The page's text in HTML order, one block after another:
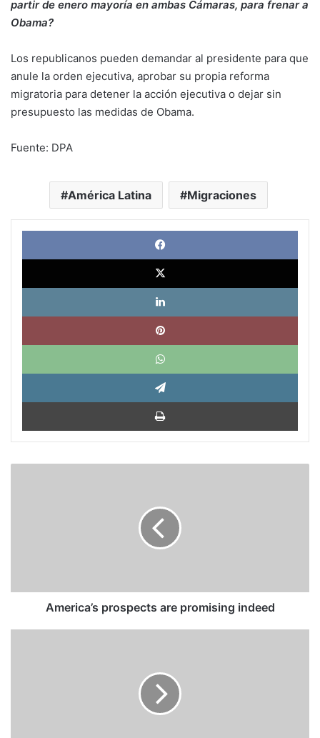
partir de enero mayoría en ambas Cámaras, para frenar a
Obama?
Los republicanos pueden demandar al presidente para que
anule la orden ejecutiva, aprobar su propia reforma
migratoria para detener la acción ejecutiva o dejar sin
presupuesto las medidas de Obama.
Fuente: DPA
América Latina Migraciones
X
America’s prospects are promising indeed